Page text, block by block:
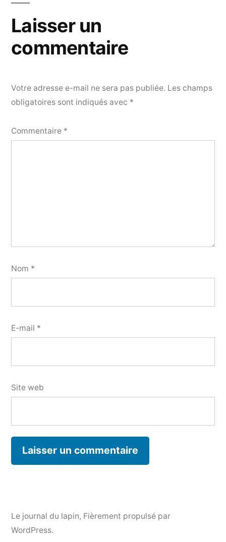
Laisser un
commentaire
Votre adresse e-mail ne sera pas publiée. Les champs
obligatoires sont indiqués avec *
Commentaire *
Nom *
E-mail *
Site web
Le journal du lapin, Fièrement propulsé par
WordPress.